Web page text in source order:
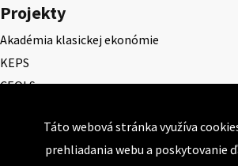
Projekty
Akadémia klasickej ekonómie
KEPS
CEQLS
Cena Ernesta Valka
Študentská esej
Táto webová stránka využíva
prehliadania webu a poskytovanie